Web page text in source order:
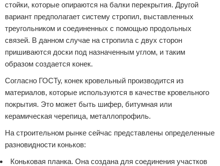
стойки, которые опираются на балки перекрытия. Другой
вариант предполагает систему стропил, выставленных
треугольником и соединенных с помощью продольных
связей. В данном случае на стропила с двух сторон
пришиваются доски под назначенным углом, и таким
образом создается конек.
Согласно ГОСТу, конек кровельный производится из
материалов, которые используются в качестве кровельного
покрытия. Это может быть шифер, битумная или
керамическая черепица, металлопрофиль.
На строительном рынке сейчас представлены определенные
разновидности коньков:
Коньковая планка. Она создана для соединения участков